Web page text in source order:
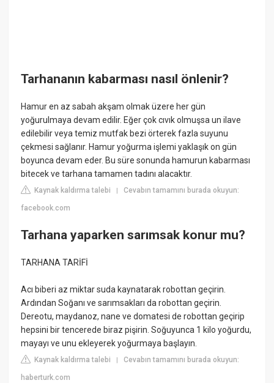
Tarhananın kabarması nasıl önlenir?
Hamur en az sabah akşam olmak üzere her gün
yoğurulmaya devam edilir. Eğer çok cıvık olmuşsa un ilave
edilebilir veya temiz mutfak bezi örterek fazla suyunu
çekmesi sağlanır. Hamur yoğurma işlemi yaklaşık on gün
boyunca devam eder. Bu süre sonunda hamurun kabarması
bitecek ve tarhana tamamen tadını alacaktır.
Kaynak kaldırma talebi |Cevabın tamamını burada okuyun:
facebook.com
Tarhana yaparken sarımsak konur mu?
TARHANA TARİFİ
Acı biberi az miktar suda kaynatarak robottan geçirin.
Ardından Soğanı ve sarımsakları da robottan geçirin.
Dereotu, maydanoz, nane ve domatesi de robottan geçirip
hepsini bir tencerede biraz pişirin. Soğuyunca 1 kilo yoğurdu,
mayayı ve unu ekleyerek yoğurmaya başlayın.
Kaynak kaldırma talebi |Cevabın tamamını burada okuyun:
haberturk.com